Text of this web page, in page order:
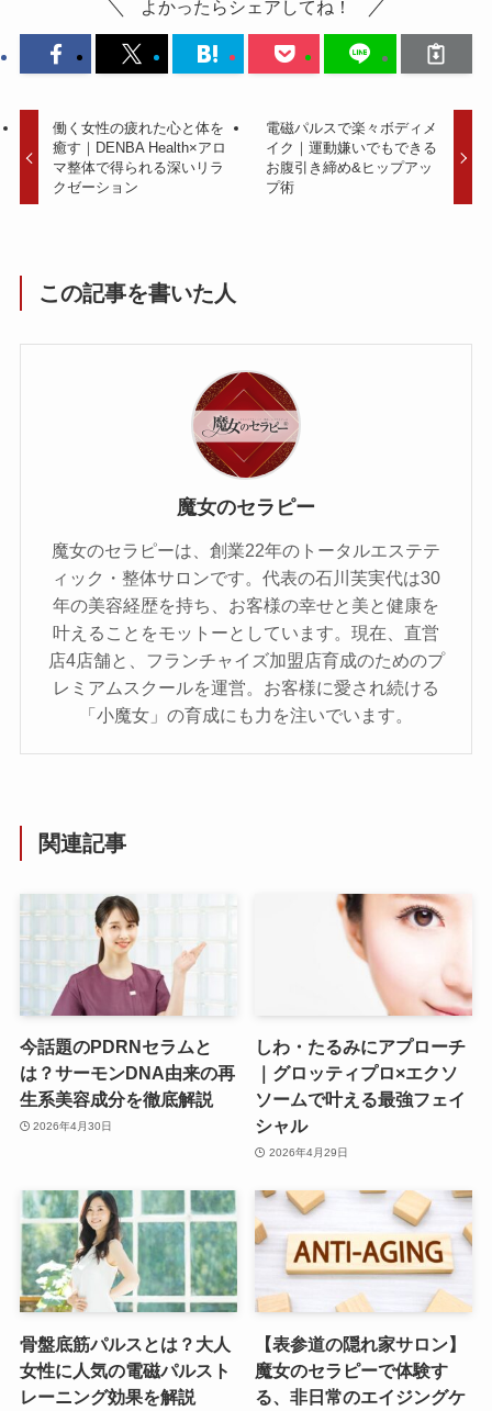
よかったらシェアしてね！
働く女性の疲れた心と体を
癒す｜DENBA Health×アロ
マ整体で得られる深いリラ
クゼーション
電磁パルスで楽々ボディメ
イク｜運動嫌いでもできる
お腹引き締め&ヒップアッ
プ術
この記事を書いた人
魔女のセラピー
魔女のセラピーは、創業22年のトータルエステテ
ィック・整体サロンです。代表の石川芙実代は30
年の美容経歴を持ち、お客様の幸せと美と健康を
叶えることをモットーとしています。現在、直営
店4店舗と、フランチャイズ加盟店育成のためのプ
レミアムスクールを運営。お客様に愛され続ける
「小魔女」の育成にも力を注いでいます。
関連記事
今話題のPDRNセラムと
は？サーモンDNA由来の再
生系美容成分を徹底解説
2026年4月30日
しわ・たるみにアプローチ
｜グロッティプロ×エクソ
ソームで叶える最強フェイ
シャル
2026年4月29日
骨盤底筋パルスとは？大人
女性に人気の電磁パルスト
レーニング効果を解説
【表参道の隠れ家サロン】
魔女のセラピーで体験す
る、非日常のエイジングケ